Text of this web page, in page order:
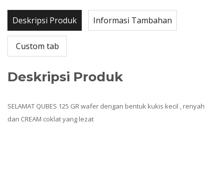
Deskripsi Produk Informasi Tambahan
Custom tab
Deskripsi Produk
SELAMAT QUBES 125 GR wafer dengan bentuk kukis kecil , renyah
dan CREAM coklat yang lezat